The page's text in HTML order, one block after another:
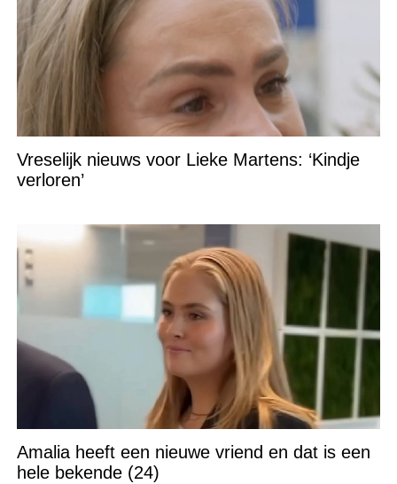
Vreselijk nieuws voor Lieke Martens: ‘Kindje
verloren’
Amalia heeft een nieuwe vriend en dat is een
hele bekende (24)